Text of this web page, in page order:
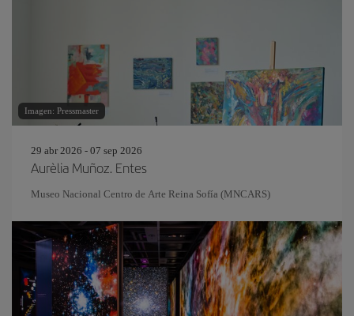
Imagen: Pressmaster
29 abr 2026 - 07 sep 2026
Aurèlia Muñoz. Entes
Museo Nacional Centro de Arte Reina Sofía (MNCARS)